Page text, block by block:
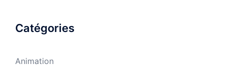
Catégories
Animation